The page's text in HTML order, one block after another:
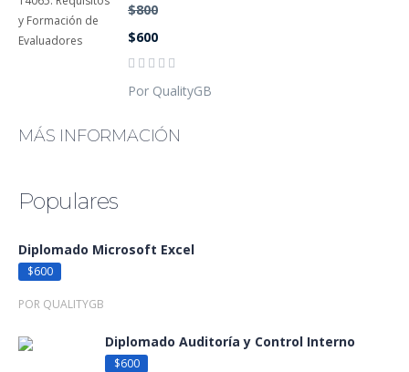
$800
$600
Por QualityGB
MÁS INFORMACIÓN
Populares
Diplomado Microsoft Excel
$600
POR QUALITYGB
Diplomado Auditoría y Control Interno
$600